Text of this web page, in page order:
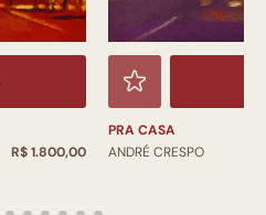
R$ 1.800,00
PRA CASA
ANDRÉ CRESPO